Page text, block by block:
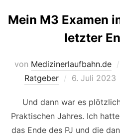
Mein M3 Examen
letzter
von Medizinerlaufbahn.de
Ratgeber
6. Juli 2023
Und dann war es
Praktischen Jahres. Ich
das Ende des PJ und die